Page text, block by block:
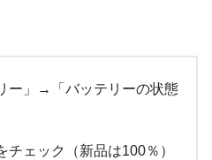
ー」→「バッテリーの状態
チェック（新品は100％）